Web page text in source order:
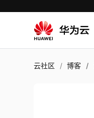
云社区 博客